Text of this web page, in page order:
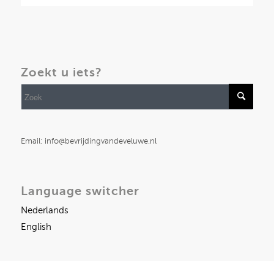
Zoekt u iets?
Email: info@bevrijdingvandeveluwe.nl
Language switcher
Nederlands
English